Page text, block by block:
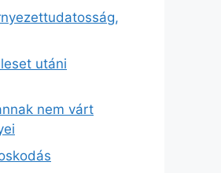
utáni
nem várt